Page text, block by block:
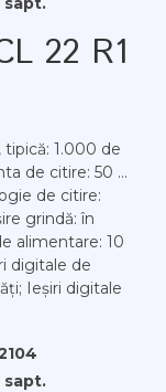
22 R1
tipică: 1.000 de
de citire: 50 ...
de citire:
grindă: în
alimentare: 10
digitale de
Ieșiri digitale
sapt.